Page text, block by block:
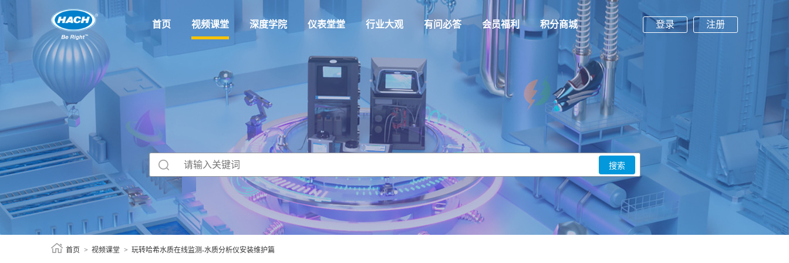
首页 视频课堂 深度学院 仪表堂堂 行业大观 有问必答 会员福利 积分商城 登录 注册
搜索
首页 视频课堂 玩转哈希水质在线监测-水质分析仪安装维护篇